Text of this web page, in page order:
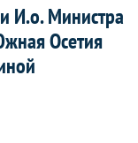
И.о. Министра
Осетия